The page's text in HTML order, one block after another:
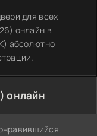
для всех
онлайн в
абсолютно
онлайн